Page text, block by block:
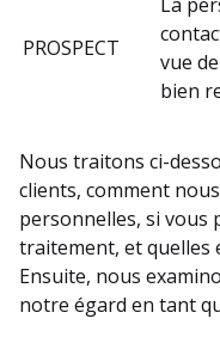
PROSPECT
vue
bien
Nous traitons ci-
clients, comment
personnelles, si vous
traitement, et quelles
Ensuite, nous
notre égard en tant